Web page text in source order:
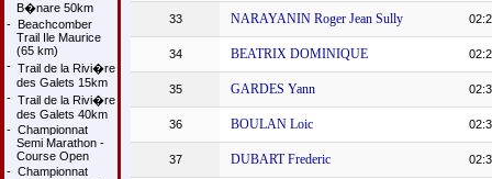
B�nare 50km
- Beachcomber
Trail Ile Maurice
(65 km)
- Trail de la Rivi�re
des Galets 15km
- Trail de la Rivi�re
des Galets 40km
- Championnat
Semi Marathon -
Course Open
- Championnat
33 NARAYANIN Roger Jean Sully
34 BEATRIX DOMINIQUE
35 GARDES Yann
36 BOULAN Loic
37 DUBART Frederic